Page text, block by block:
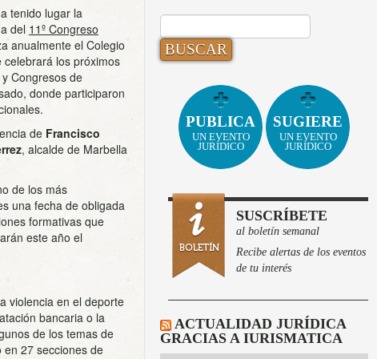
tenido lugar la
del 11º Congreso
anualmente el Colegio
los próximos
Congresos de
donde participaron
de Francisco
, alcalde de Marbella
de los más
una fecha de obligada
formativas que
este año el
violencia en el deporte
bancaria o la
de los temas de
27 secciones de
BUSCAR:
PUBLICA
UN EVENTO
JURÍDICO
SUGIERE
UN EVENTO
JURÍDICO
SUSCRÍBETE
al boletín semanal
Recibe alertas de los eventos
de tu interés
ACTUALIDAD JURÍDICA
GRACIAS A IURISMATICA